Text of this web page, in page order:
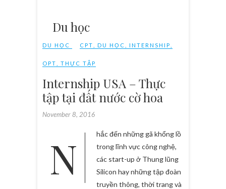
Du học
DU HỌC CPT DU HỌC INTERNSHIP
OPT THỰC TẬP
Internship USA – Thực
tập tại đất nước cờ hoa
November 8, 2016
Nhắc đến những gã khổng lồ
trong lĩnh vực công nghệ,
các start-up ở Thung lũng
Silicon hay những tập đoàn
truyền thông, thời trang và